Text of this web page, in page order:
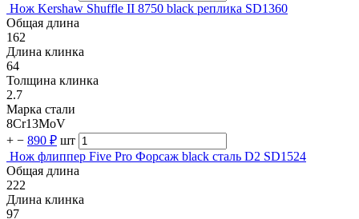
Нож Kershaw Shuffle II 8750 black реплика SD1360
Общая длина
162
Длина клинка
64
Толщина клинка
2.7
Марка стали
8Cr13MoV
+ − 890 ₽ шт
Нож флиппер Five Pro Форсаж black сталь D2 SD1524
Общая длина
222
Длина клинка
97